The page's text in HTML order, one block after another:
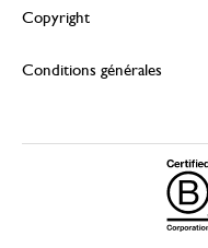
Copyright
Conditions générales